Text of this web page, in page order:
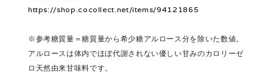
https://shop.cocollect.net/items/94121865
※参考糖質量＝糖質量から希少糖アルロース分を除いた数値。
アルロースは体内でほぼ代謝されない優しい甘みのカロリーゼ
ロ天然由来甘味料です。